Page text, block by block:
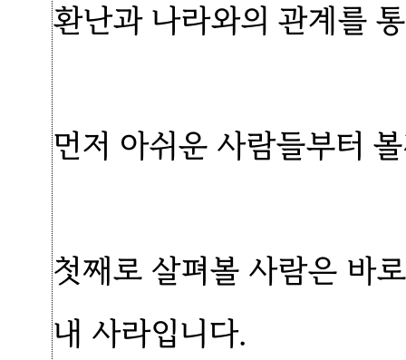
환난과 나라와의 관계를
먼저 아쉬운 사람들부터
첫째로 살펴볼 사람은 바
내 사라입니다.